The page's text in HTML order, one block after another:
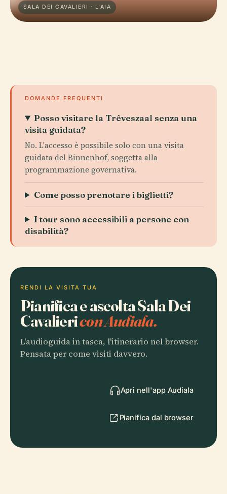
SALA DEI CAVALIERI · L'AIA
DOMANDE FREQUENTI
Posso visitare la Trêveszaal senza una
visita guidata?
No. L'accesso è possibile solo con una visita
guidata del Binnenhof, soggetta alla
programmazione governativa.
Come posso prenotare i biglietti?
I tour sono accessibili a persone con
disabilità?
RENDI LA VISITA TUA
Pianifica e ascolta Sala Dei
Cavaliericon Audiala.
L'audioguida in tasca, l'itinerario nel browser.
Pensata per come visiti davvero.
Apri nell'app Audiala
Pianifica dal browser